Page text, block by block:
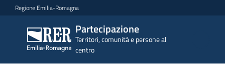
Vai al contenuto
Vai alla navigazione
Vai al footer
Regione Emilia-Romagna
Partecipazione
Territori, comunità e persone al
centro
Partecipazione
Territori, comunità e
persone al centro